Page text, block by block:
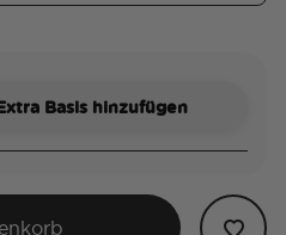
Basis hinzufügen